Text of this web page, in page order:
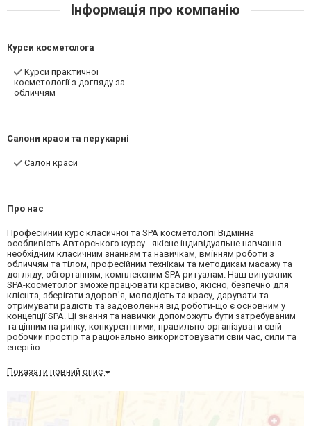
Інформація про компанію
Курси косметолога
Курси практичної
косметології з догляду за
обличчям
Салони краси та перукарні
Салон краси
Про нас
Професійний курс класичної та SPA косметології Відмінна
особливість Авторського курсу - якісне індивідуальне навчання
необхідним класичним знанням та навичкам, вмінням роботи з
обличчям та тілом, професійним технікам та методикам масажу та
догляду, обгортанням, комплексним SPA ритуалам. Наш випускник-
SPA-косметолог зможе працювати красиво, якісно, безпечно для
клієнта, зберігати здоров'я, молодість та красу, дарувати та
отримувати радість та задоволення від роботи-що є основним у
концепції SPA. Ці знання та навички допоможуть бути затребуваним
та цінним на ринку, конкурентними, правильно організувати свій
робочий простір та раціонально використовувати свій час, сили та
енергію.
Показати повний опис